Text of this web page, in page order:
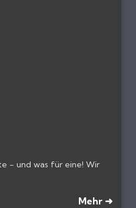
- und was für eine! Wir
Mehr ➜